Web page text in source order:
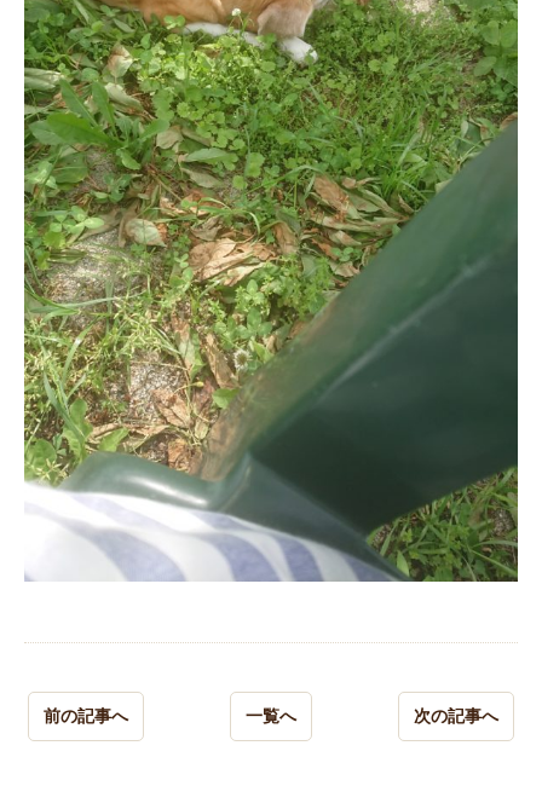
前の記事へ 一覧へ 次の記事へ